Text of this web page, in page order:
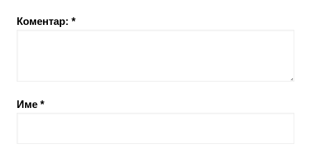
Коментар: *
Име *